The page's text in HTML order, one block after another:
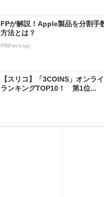
FPが解説！Apple製品を分割手
方法とは？
PR(Fav-Log)
【スリコ】「3COINS」オンラ
ランキングTOP10！ 第1位...